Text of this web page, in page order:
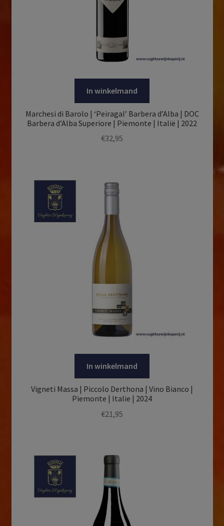
In winkelmand
Marchesi di Barolo | ‘Peiragal’ Barbera d’Alba | DOC
Barbera d’Alba Superiore | Piemonte | Italië | 2022
€32,95
In winkelmand
Vigneti Massa | Piccolo Derthona | Vino Bianco |
Piemonte | Italie | 2024
€21,95